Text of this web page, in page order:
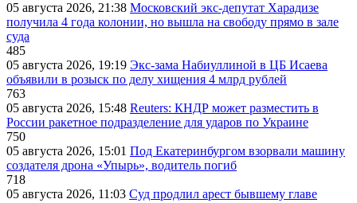
05 августа 2026, 21:38 Московский экс-депутат Харадизе
получила 4 года колонии, но вышла на свободу прямо в зале
суда
485
05 августа 2026, 19:19 Экс-зама Набиуллиной в ЦБ Исаева
объявили в розыск по делу хищения 4 млрд рублей
763
05 августа 2026, 15:48 Reuters: КНДР может разместить в
России ракетное подразделение для ударов по Украине
750
05 августа 2026, 15:01 Под Екатеринбургом взорвали машину
создателя дрона «Упырь», водитель погиб
718
05 августа 2026, 11:03 Суд продлил арест бывшему главе